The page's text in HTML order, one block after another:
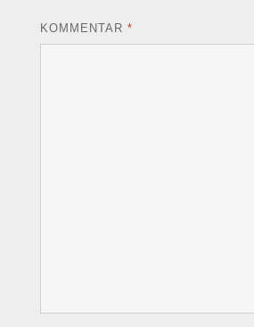
KOMMENTAR *